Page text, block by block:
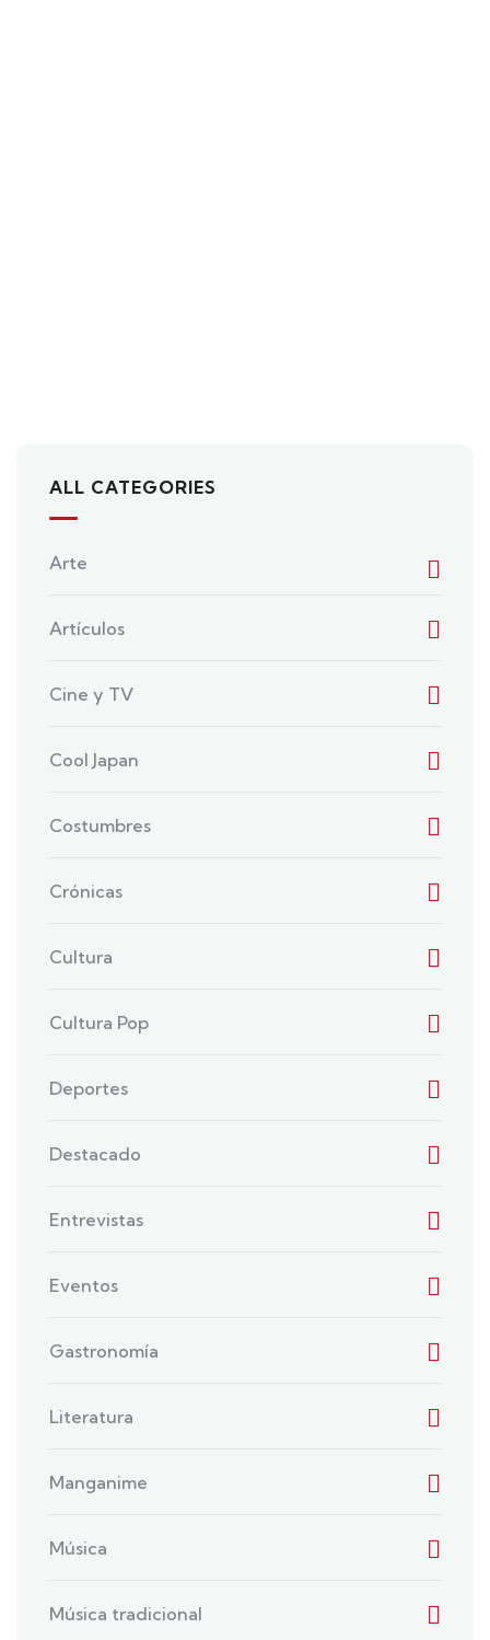
ALL CATEGORIES
Arte
Artículos
Cine y TV
Cool Japan
Costumbres
Crónicas
Cultura
Cultura Pop
Deportes
Destacado
Entrevistas
Eventos
Gastronomía
Literatura
Manganime
Música
Música tradicional